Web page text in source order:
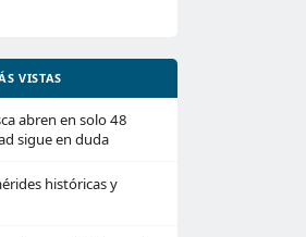
VISTAS
abren en solo 48
sigue en duda
históricas y